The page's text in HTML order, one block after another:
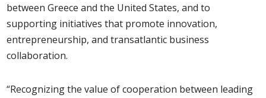
between Greece and the United States, and to
supporting initiatives that promote innovation,
entrepreneurship, and transatlantic business
collaboration.
“Recognizing the value of cooperation between leading